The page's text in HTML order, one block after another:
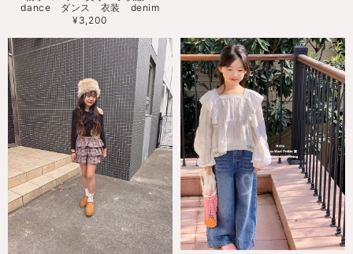
dance ダンス 衣装 denim
¥3,200